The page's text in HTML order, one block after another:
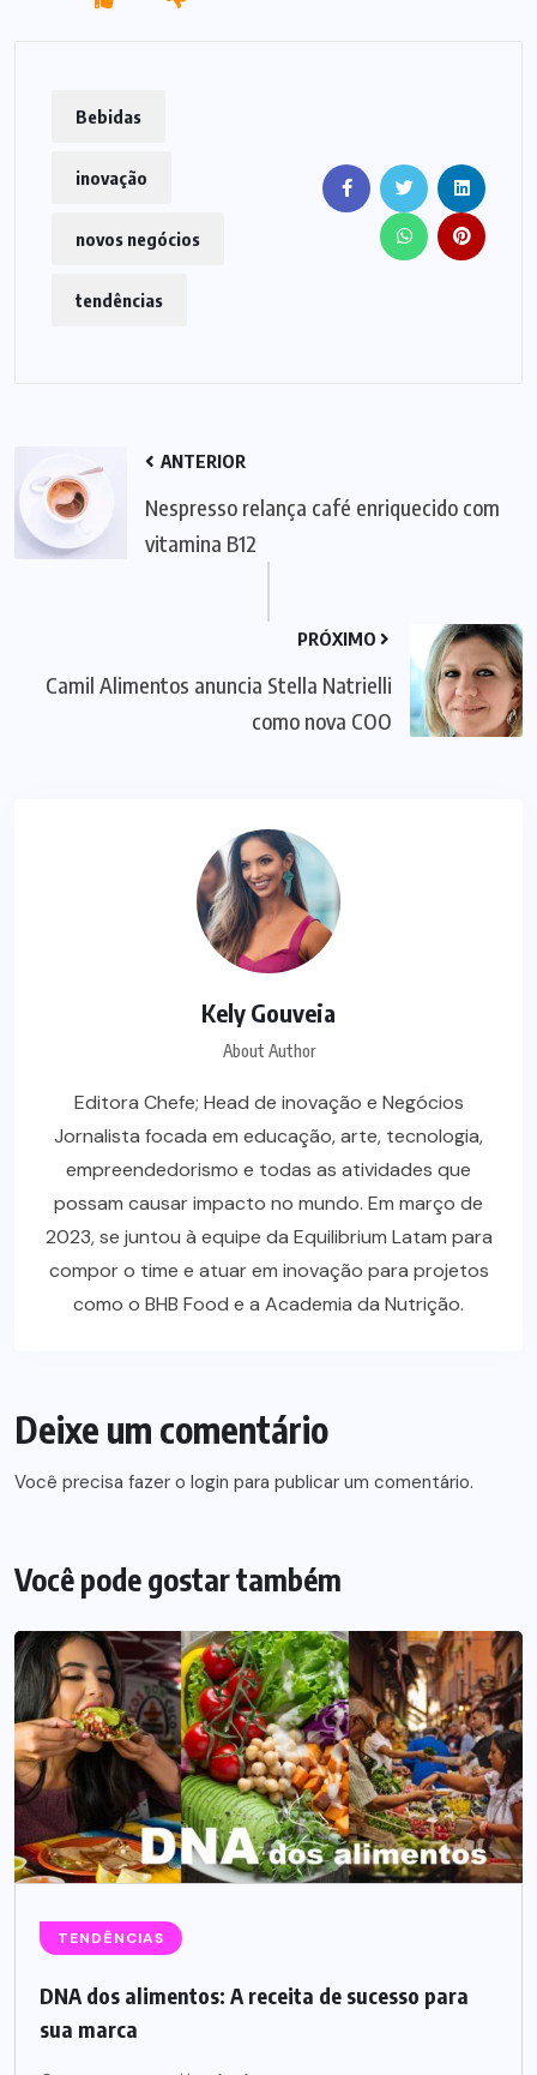
Bebidas
inovação
novos negócios
tendências
ANTERIOR
Nespresso relança café enriquecido com
vitamina B12
PRÓXIMO
Camil Alimentos anuncia Stella Natrielli
como nova COO
Kely Gouveia
About Author
Editora Chefe; Head de inovação e Negócios
Jornalista focada em educação, arte, tecnologia,
empreendedorismo e todas as atividades que
possam causar impacto no mundo. Em março de
2023, se juntou à equipe da Equilibrium Latam para
compor o time e atuar em inovação para projetos
como o BHB Food e a Academia da Nutrição.
Deixe um comentário
Você precisa fazer o login para publicar um comentário.
Você pode gostar também
TENDÊNCIAS
DNA dos alimentos: A receita de sucesso para
sua marca